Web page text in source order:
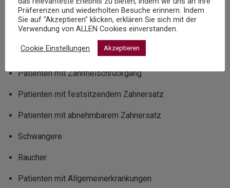
möchten
Implantatpatienten
Parodontitispatienten
Patienten mit Zahnfleischrückgang
Patienten mit festsitzendem Zahnersatz
Patienten mit abnehmbarem Zahnersatz
Schwangere
Raucher
Patienten mit Allgemeinerkrankungen
Präferenzen und wiederholten Besuche erinnern. Indem
Sie auf "Akzeptieren" klicken, erklären Sie sich mit der
Verwendung von ALLEN Cookies einverstanden.
Cookie Einstellungen Akzeptieren